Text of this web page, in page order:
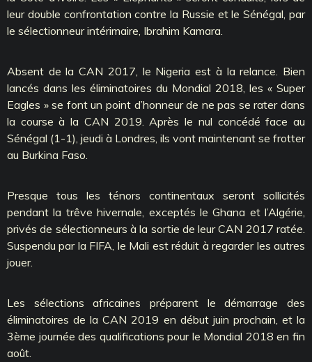
leur double confrontation contre la Russie et le Sénégal, par
le sélectionneur intérimaire, Ibrahim Kamara.
Absent de la CAN 2017, le Nigeria est à la relance. Bien
lancés dans les éliminatoires du Mondial 2018, les « Super
Eagles » se font un point d’honneur de ne pas se rater dans
la course à la CAN 2019. Après le nul concédé face au
Sénégal (1-1), jeudi à Londres, ils vont maintenant se frotter
au Burkina Faso.
Presque tous les ténors continentaux seront sollicités
pendant la trêve hivernale, exceptés le Ghana et l’Algérie,
privés de sélectionneurs à la sortie de leur CAN 2017 ratée.
Suspendu par la FIFA, le Mali est réduit à regarder les autres
jouer.
Les sélections africaines préparent le démarrage des
éliminatoires de la CAN 2019 en début juin prochain, et la
3ème journée des qualifications pour le Mondial 2018 en fin
août.